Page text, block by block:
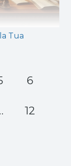
Tua
6
12